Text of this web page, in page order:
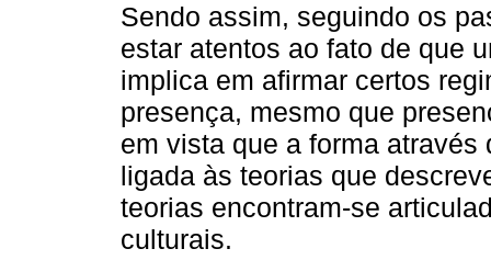
Sendo assim, seguindo os
estar atentos ao fato de que
implica em afirmar certos
presença, mesmo que
em vista que a forma
ligada às teorias que
teorias encontram-se
culturais.